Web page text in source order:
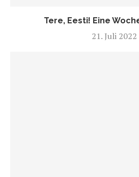
Tere, Eesti! Eine
21. Juli 2022